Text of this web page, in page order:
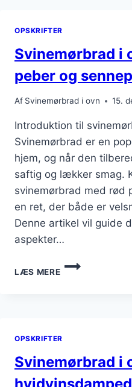
EN
NOTE
OPSKRIFTER
Svinemørbrad i
peber og sennep
Af Svinemørbrad i ovn 15.
Introduktion til
Svinemørbrad er en
hjem, og når den
saftig og lækker smag.
svinemørbrad med rød
en ret, der både er
Denne artikel vil guide
aspekter…
LÆS MERE
SVINEMØRBRAD
I
OG
OPSKRIFTER
Svinemørbrad i